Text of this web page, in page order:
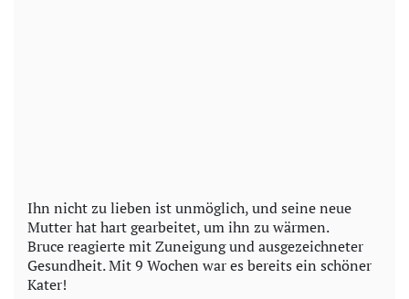
Ihn nicht zu lieben ist unmöglich, und seine neue
Mutter hat hart gearbeitet, um ihn zu wärmen.
Bruce reagierte mit Zuneigung und ausgezeichneter
Gesundheit. Mit 9 Wochen war es bereits ein schöner
Kater!